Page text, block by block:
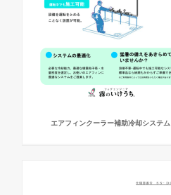
エアフィンクーラー補助冷却システム